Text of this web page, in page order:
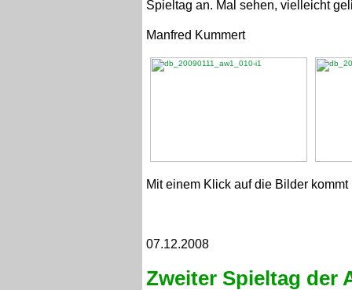
Spieltag an. Mal sehen, vielleicht
Manfred Kummert
Mit einem Klick auf die Bilder
07.12.2008
Zweiter Spieltag der